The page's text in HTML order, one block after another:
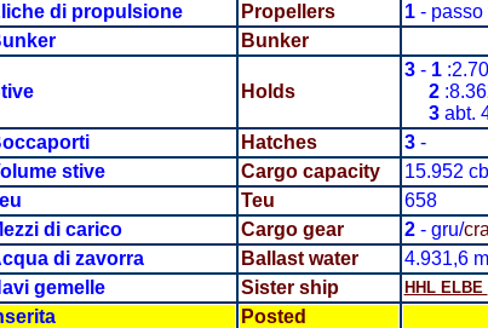
di propulsione
Propellers 1- passo
Bunker
Holds
3- 1
2
3abt.
Hatches 3-
stive
Cargo capacity
15.952
Teu
658
di carico
Cargo gear 2- gru/
di zavorra
Ballast water
4.931,6
gemelle
Sister ship HHL ELBE
Posted